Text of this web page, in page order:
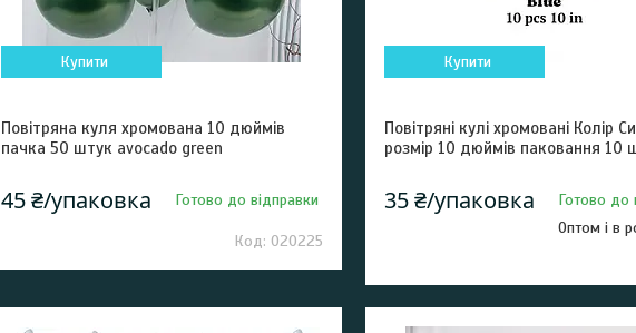
Купити
Повітряна куля хромована 10 дюймів
пачка 50 штук avocado green
45 ₴/упаковка Готово до відправки
020225
Купити
Повітряні кулі хромовані Колір
розмір 10 дюймів паковання 10
35 ₴/упаковка
Готово до
Оптом і в